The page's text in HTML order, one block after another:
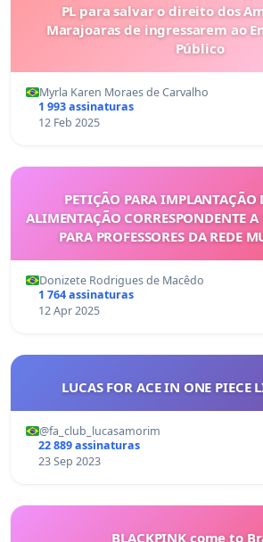
PL para salvar o direito dos
Marajoaras de ingressarem ao
Público
Myrla Karen Moraes de Carvalho
1 993 assinaturas
12 Feb 2025
PETIÇÃO PARA IMPLANTAÇÃO
ALIMENTAÇÃO CORRESPONDENTE
PARA PROFESSORES DA REDE
Donizete Rodrigues de Macêdo
1 764 assinaturas
12 Apr 2025
LUCAS FOR ACE IN ONE PIECE
@fa_club_lucasamorim
22 889 assinaturas
23 Sep 2023
BLACKPINK come to